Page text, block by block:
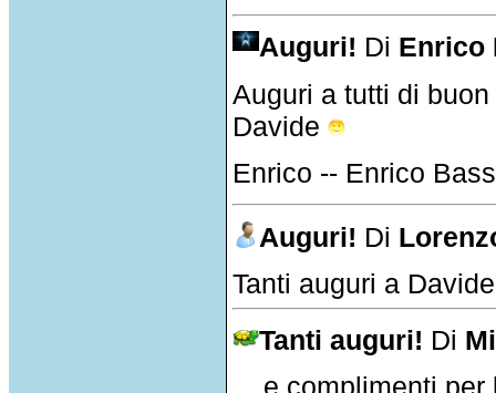
Auguri! Di Enrico
Auguri a tutti di
Davide
Enrico -- Enrico
Auguri! Di
Tanti auguri a
Tanti auguri! Di
... e complimenti per